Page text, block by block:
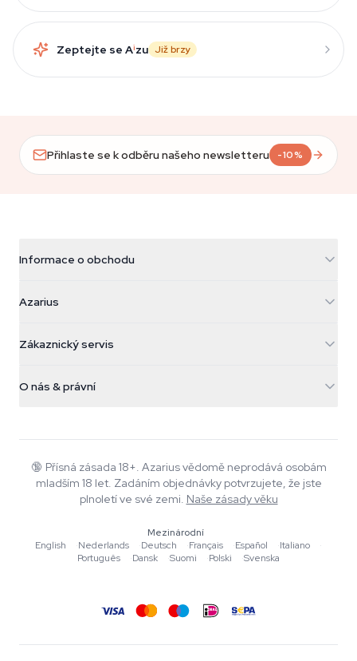
Zeptejte se Aizu Již brzy
Přihlaste se k odběru našeho newsletteru -10%
Informace o obchodu
Galvaniweg 11
Nederland
+31(0)204897914
Azarius
Kouzelné houby
Smokeshop
Zákaznický servis
Pravidla vrácení
Časté dotazy
Zásady ochrany osobních údajů
O nás & právní
Wiki
Blog
Hudba
Redakční standardy
Nástroje a kalkulačky
🔞 Přísná zásada 18+. Azarius vědomě neprodává osobám
mladším 18 let. Zadáním objednávky potvrzujete, že jste
plnoletí ve své zemi. Naše zásady věku
Mezinárodní
English
·Nederlands ·Deutsch ·Français ·Español ·Italiano
·
Português
·Dansk ·Suomi ·Polski ·Svenska